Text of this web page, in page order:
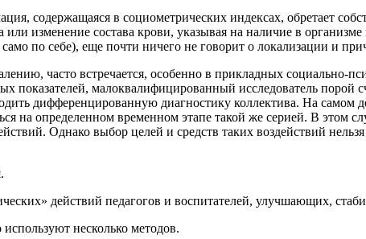
содержащаяся в социометрических индексах, обретает
изменение состава крови, указывая на наличие в
по себе), еще почти ничего не говорит о локализации и
часто встречается, особенно в прикладных социально-
показателей, малоквалифицированный исследователь
дифференцированную диагностику коллектива. На самом
на определенном временном этапе такой же серией. В этом
Однако выбор целей и средств таких воздействий
действий педагогов и воспитателей, улучшающих,
несколько методов.